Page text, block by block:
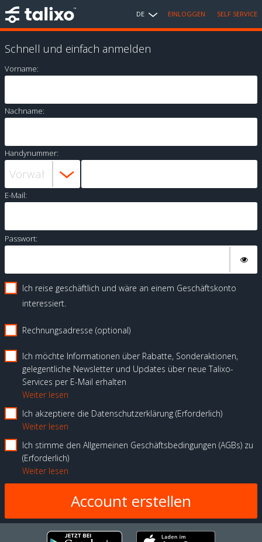
DE EINLOGGEN SELF SERVICE
Schnell und einfach anmelden
Vorname:
Nachname:
Handynummer:
E-Mail:
Passwort:
Ich reise geschäftlich und wäre an einem Geschäftskonto
interessiert.
Rechnungsadresse (optional)
Ich möchte Informationen über Rabatte, Sonderaktionen,
gelegentliche Newsletter und Updates über neue Talixo-
Services per E-Mail erhalten
Weiter lesen
Ich akzeptiere die Datenschutzerklärung Erforderlich
Weiter lesen
Ich stimme den Allgemeinen Geschäftsbedingungen (AGBs) zu
Erforderlich
Weiter lesen